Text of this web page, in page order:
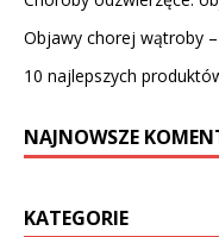
Objawy chorej wątroby
10 najlepszych
NAJNOWSZE
KATEGORIE